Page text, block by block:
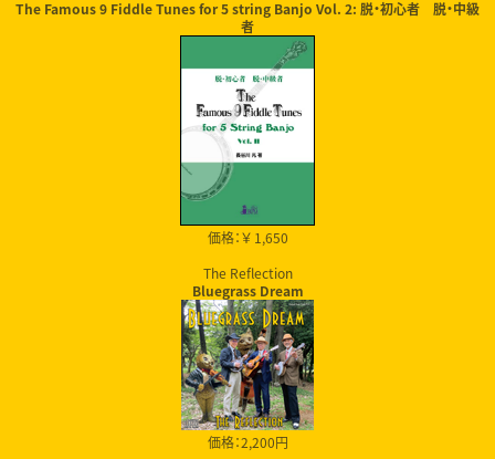
The Famous 9 Fiddle Tunes for 5 string Banjo Vol. 2: 脱・初心者 脱・中級
者
価格：￥ 1,650
The Reflection
Bluegrass Dream
価格：2,200円